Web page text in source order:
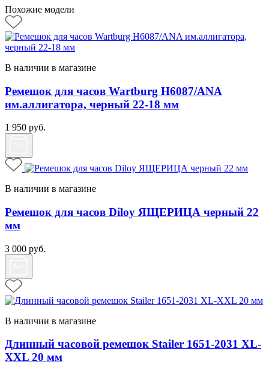
Похожие модели
В наличии в магазине
Ремешок для часов Wartburg H6087/ANA
им.аллигатора, черный 22-18 мм
1 950 руб.
В наличии в магазине
Ремешок для часов Diloy ЯЩЕРИЦА черный 22
мм
3 000 руб.
В наличии в магазине
Длинный часовой ремешок Stailer 1651-2031 XL-
XXL 20 мм